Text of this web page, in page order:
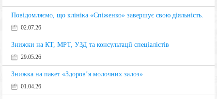
Повідомляємо, що клініка «Спіженко» завершує свою діяльність.
02.07.26
Знижки на КТ, МРТ, УЗД та консультації спеціалістів
29.05.26
Знижка на пакет «Здоров’я молочних залоз»
01.04.26